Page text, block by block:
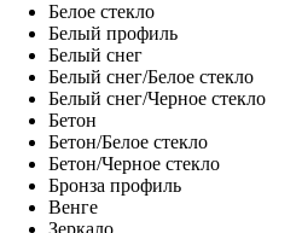
Белое стекло
Белый профиль
Белый снег
Белый снег/Белое стекло
Белый снег/Черное стекло
Бетон
Бетон/Белое стекло
Бетон/Черное стекло
Бронза профиль
Венге